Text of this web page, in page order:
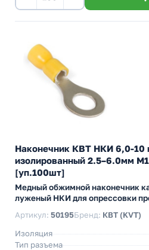
Наконечник КВТ НКИ 6,0-10
изолированный 2.5–6.0мм
[уп.100шт]
Медный обжимной наконечник
луженый НКИ для опрессовки
Артикул: 50195Бренд: КВТ (KVT)
Изоляция
Тип разъема